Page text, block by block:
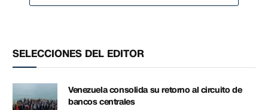
SELECCIONES DEL EDITOR
Venezuela consolida su retorno al circuito de
bancos centrales